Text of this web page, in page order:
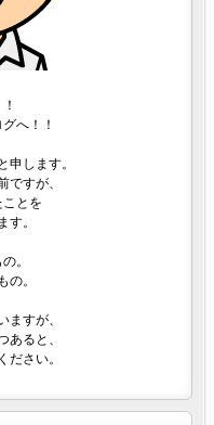
へ！！
申します。
ですが、
とを
す。
。
の。
ますが、
あると、
ださい。